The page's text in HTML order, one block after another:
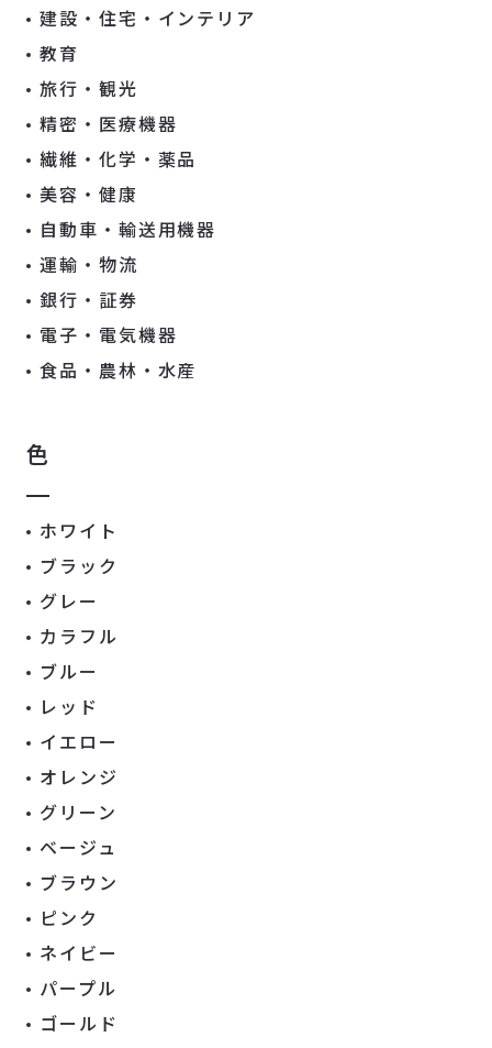
建設・住宅・インテリア
教育
旅行・観光
精密・医療機器
繊維・化学・薬品
美容・健康
自動車・輸送用機器
運輸・物流
銀行・証券
電子・電気機器
食品・農林・水産
色
ホワイト
ブラック
グレー
カラフル
ブルー
レッド
イエロー
オレンジ
グリーン
ベージュ
ブラウン
ピンク
ネイビー
パープル
ゴールド